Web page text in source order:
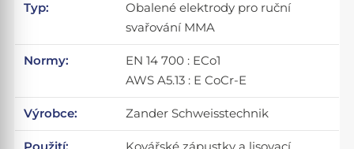
Typ:
Obalené elektrody pro ruční
svařování MMA
Normy:
EN 14 700 : ECo1
AWS A5.13 : E CoCr-E
Výrobce: Zander Schweisstechnik